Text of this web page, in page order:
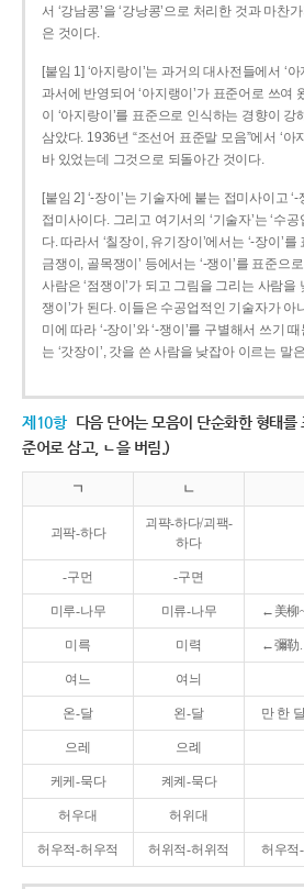
서 ‘강남콩’을 ‘강낭콩’으로 처리한 것과 마찬
은 것이다.
[붙임 1] ‘아지랑이’는 과거의 대사전들에서 ‘
과서에 반영되어 ‘아지랭이’가 표준어로 쓰여
이 ‘아지랑이’를 표준으로 인식하는 경향이 강
삼았다. 1936년 “조선어 표준말 모음”에서 ‘아
바 있었는데 그것으로 되돌아간 것이다.
[붙임 2] ‘-장이’는 기술자에 붙는 접미사이고
접미사이다. 그리고 여기서의 ‘기술자’는 ‘수
다. 따라서 ‘칠장이, 유기장이’에서는 ‘-장이’
금쟁이, 골목쟁이’ 등에서는 ‘-쟁이’를 표준으
사람은 ‘점쟁이’가 되고 그림을 그리는 사람을
쟁이’가 된다. 이들은 수공업적인 기술자가 아
미에 따라 ‘-장이’와 ‘-쟁이’를 구별해서 쓰기
는 ‘갓장이’, 갓을 쓴 사람을 낮잡아 이르는 말
제10항 다음 단어는 모음이 단순화한 형태를
준어로 삼고, ㄴ을 버림.)
ㄱ ㄴ
괴팍-하다
괴퍅-하다/괴팩-
하다
-구먼 -구면
미루-나무 미류-나무 ←美柳
미륵 미력 ←彌勒.
여느 여늬
온-달 왼-달 만 한
으레 으례
케케-묵다 켸켸-묵다
허우대 허위대
허우적-허우적 허위적-허위적 허우적